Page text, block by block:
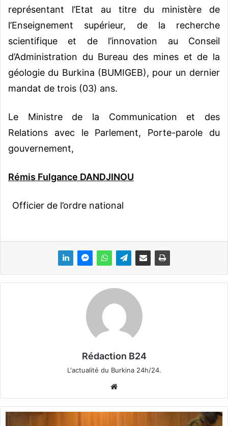
représentant l’Etat au titre du ministère de
l’Enseignement supérieur, de la recherche
scientifique et de l’innovation au Conseil
d’Administration du Bureau des mines et de la
géologie du Burkina (BUMIGEB), pour un dernier
mandat de trois (03) ans.
Le Ministre de la Communication et des
Relations avec le Parlement, Porte-parole du
gouvernement,
Rémis Fulgance DANDJINOU
Officier de l’ordre national
Rédaction B24
L'actualité du Burkina 24h/24.
bsi
te